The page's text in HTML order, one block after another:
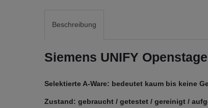
Beschreibung
Siemens UNIFY
Selektierte A-Ware: bedeutet kaum bis keine
Zustand: gebraucht / getestet / gereinigt /